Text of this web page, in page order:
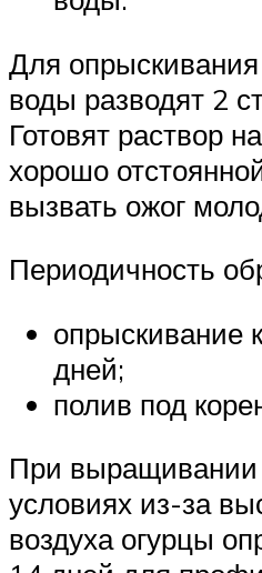
Для
воды разводят 2
Готовят раствор
хорошо
вызвать ожог
Периодичность
опрыскивание
дней;
полив под
При выращивании
условиях из-за
воздуха огурцы